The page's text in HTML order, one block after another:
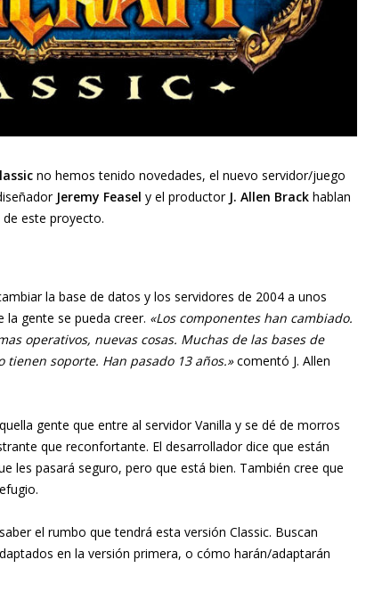
no hemos tenido novedades, el nuevo servidor/juego
Jeremy Feasel y el productor J. Allen Brack hablan
este proyecto.
la base de datos y los servidores de 2004 a unos
la gente se pueda creer. «Los componentes han cambiado.
operativos, nuevas cosas. Muchas de las bases de
tienen soporte. Han pasado 13 años.»comentó J. Allen
gente que entre al servidor Vanilla y se dé de morros
que reconfortante. El desarrollador dice que están
les pasará seguro, pero que está bien. También cree que
el rumbo que tendrá esta versión Classic. Buscan
en la versión primera, o cómo harán/adaptarán